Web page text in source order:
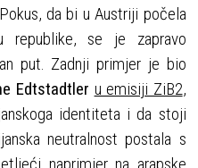
da bi u Austriji počela
republike, se je zapravo
put. Zadnji primjer je bio
Edtstadtler u emisiji ZiB2,
identiteta i da stoji
neutralnost postala s
naprimjerna arapske